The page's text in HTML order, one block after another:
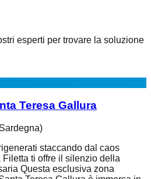
esperti per trovare la soluzione
Teresa Gallura
staccando dal caos
ti offre il silenzio della
Questa esclusiva zona